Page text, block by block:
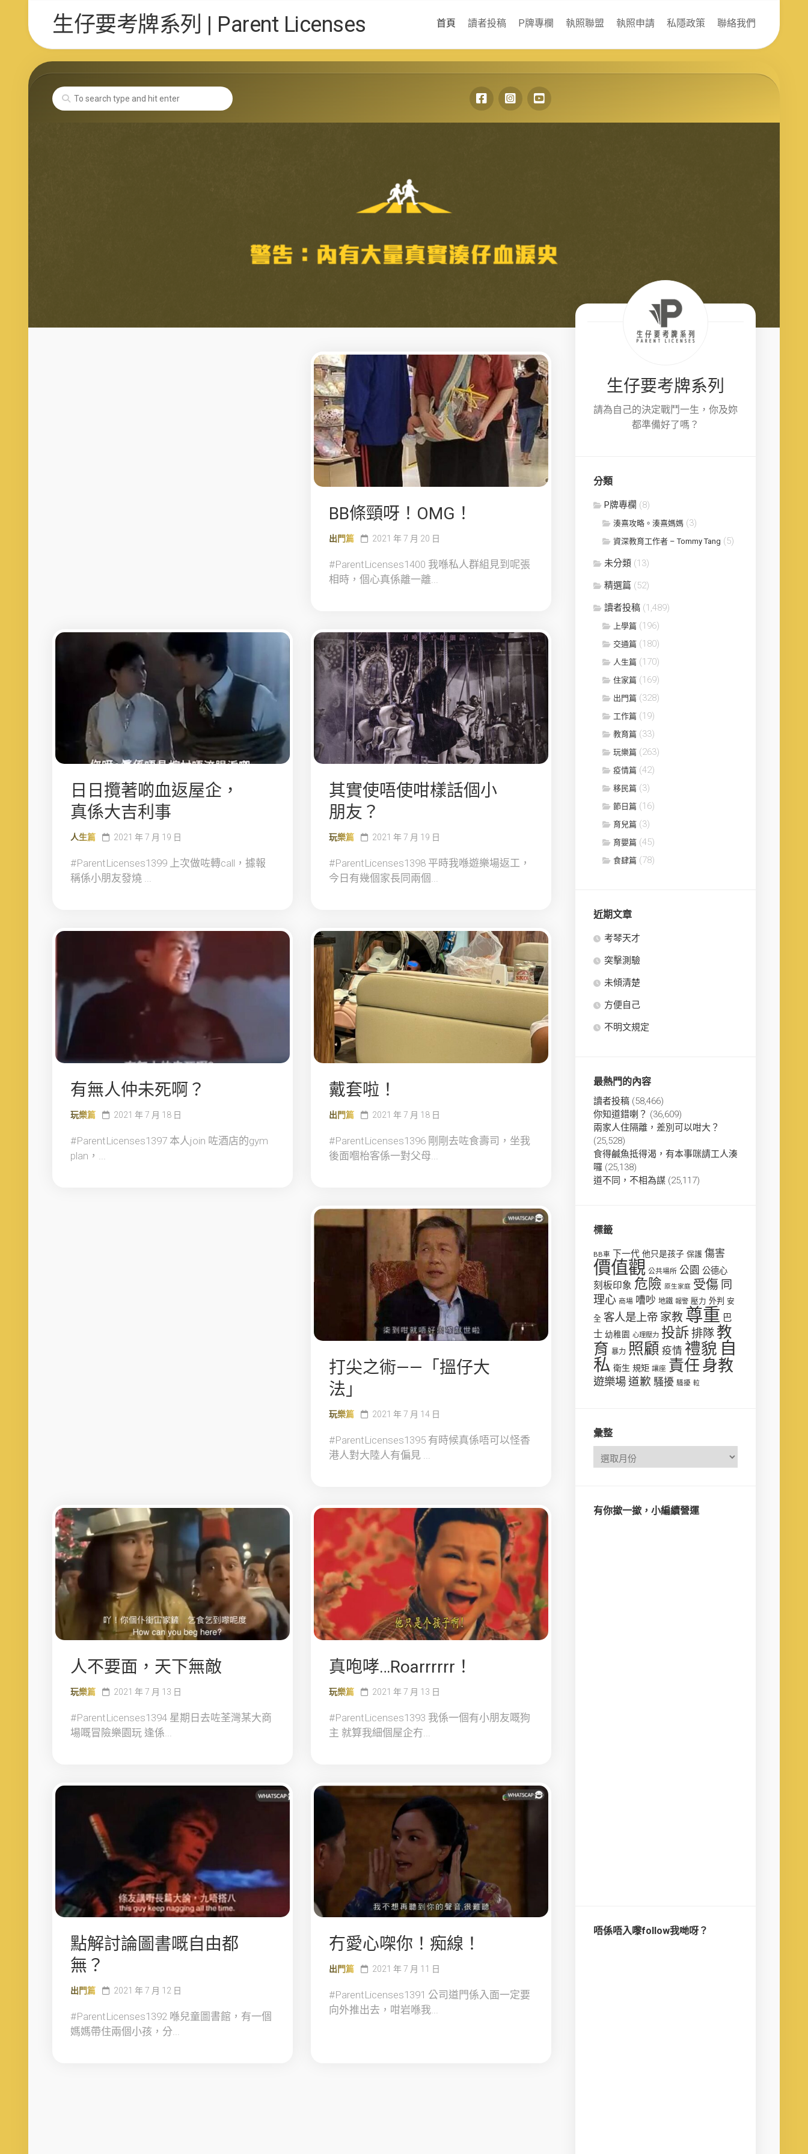
content
生仔要考牌系列 | Parent Licenses 首頁 讀者投稿 P牌專欄 執照聯盟 執照申請 私隱政策 聯絡我們
BB條頸呀！OMG！
出門篇 2021 年 7 月 20 日
#ParentLicenses1400 我喺私人群組見到呢張
相時，個心真係離一離...
日日攬著啲血返屋企，
真係大吉利事
人生篇 2021 年 7 月 19 日
#ParentLicenses1399 上次做咗轉call，據報
稱係小朋友發燒 ...
其實使唔使咁樣話個小
朋友？
玩樂篇 2021 年 7 月 19 日
#ParentLicenses1398 平時我喺遊樂場返工，
今日有幾個家長同兩個...
有無人仲未死啊？
玩樂篇 2021 年 7 月 18 日
#ParentLicenses1397 本人join 咗酒店的gym
plan，...
戴套啦！
出門篇 2021 年 7 月 18 日
#ParentLicenses1396 剛剛去咗食壽司，坐我
後面嗰枱客係一對父母...
打尖之術——「搵仔大
法」
玩樂篇 2021 年 7 月 14 日
#ParentLicenses1395 有時候真係唔可以怪香
港人對大陸人有偏見 ...
人不要面，天下無敵
玩樂篇 2021 年 7 月 13 日
#ParentLicenses1394 星期日去咗荃灣某大商
場嘅冒險樂園玩 逢係...
真咆哮…Roarrrrrr！
玩樂篇 2021 年 7 月 13 日
#ParentLicenses1393 我係一個有小朋友嘅狗
主 就算我細個屋企冇...
點解討論圖書嘅自由都
無？
出門篇 2021 年 7 月 12 日
#ParentLicenses1392 喺兒童圖書館，有一個
媽媽帶住兩個小孩，分...
冇愛心㗎你！痴線！
出門篇 2021 年 7 月 11 日
#ParentLicenses1391 公司道門係入面一定要
向外推出去，咁岩喺我...
生仔要考牌系列
請為自己的決定戰鬥一生，你及妳
都準備好了嗎？
分類
P牌專欄 (8)
湊熹攻略。湊熹媽媽 (3)
資深教育工作者 – Tommy Tang (5)
未分類 (13)
精選篇 (52)
讀者投稿 (1,489)
上學篇 (196)
交通篇 (180)
人生篇 (170)
住家篇 (169)
出門篇 (328)
工作篇 (19)
教育篇 (33)
玩樂篇 (263)
疫情篇 (42)
移民篇 (3)
節日篇 (16)
育兒篇 (3)
育嬰篇 (45)
食肆篇 (78)
近期文章
考琴天才
突擊測驗
未傾清楚
方便自己
不明文規定
最熱門的內容
讀者投稿 (58,466)
你知道錯喇？ (36,609)
兩家人住隔離，差別可以咁大？
(25,528)
食得鹹魚抵得渴，有本事咪請工人湊
囉 (25,138)
道不同，不相為謀 (25,117)
標籤
BB車 下一代 他只是孩子 保護 傷害
價值觀 公共場所 公園 公德心
刻板印象 危險 原生家庭 受傷 同
理心 商場 嘈吵 地鐵 報警 壓力 外判 安
全 客人是上帝 家教 尊重 巴
士 幼稚園 心理壓力 投訴排隊 教
育 暴力 照顧 疫情 禮貌 自
私 衛生 規矩 讓座 責任 身教
遊樂場道歉 騷擾 騷擾 𨋢
彙整
有你撳一撳，小編續營運
唔係唔入嚟follow我哋呀？